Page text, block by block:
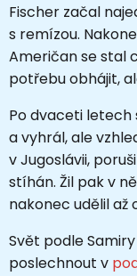
Fischer začal
s remízou.
Američan se stal
potřebu obhájit,
Po dvaceti letech
a vyhrál, ale
v Jugoslávii,
stíhán. Žil pak v
nakonec udělil až
Svět podle
poslechnout v